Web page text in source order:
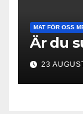
MAT FÖR OSS
Är du
23